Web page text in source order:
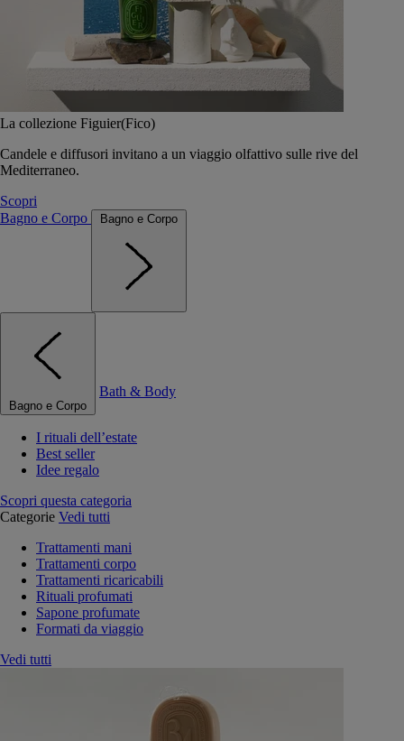
La collezione Figuier(Fico)
Candele e diffusori invitano a un viaggio olfattivo sulle rive del
Mediterraneo.
Scopri
Bagno e Corpo
Bagno e Corpo
Bagno e Corpo
Bath & Body
I rituali dell’estate
Best seller
Idee regalo
Scopri questa categoria
Categorie Vedi tutti
Trattamenti mani
Trattamenti corpo
Trattamenti ricaricabili
Rituali profumati
Sapone profumate
Formati da viaggio
Vedi tutti